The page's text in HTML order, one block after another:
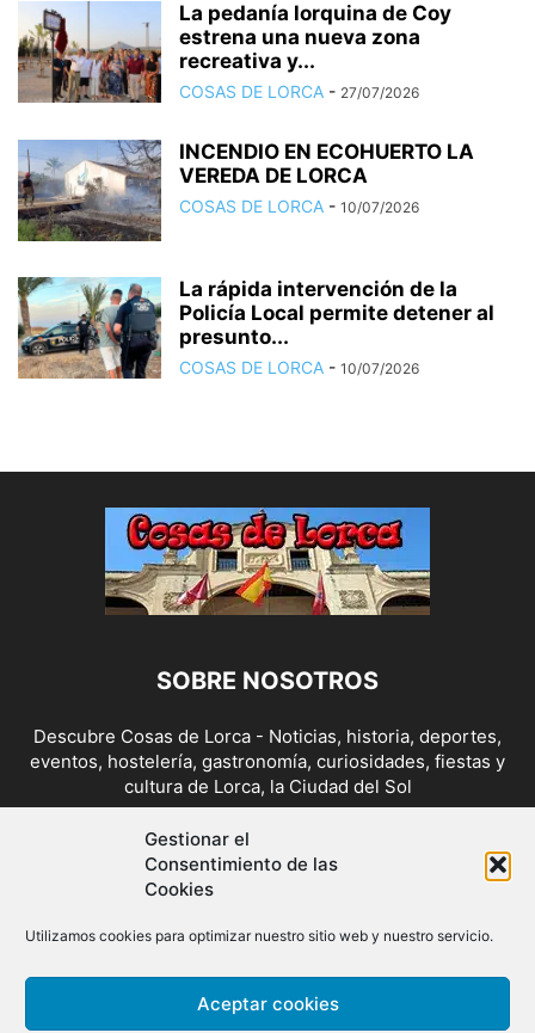
Gestionar el
Consentimiento de las
Cookies
Utilizamos cookies para optimizar nuestro sitio web y nuestro servicio.
Aceptar cookies
La pedanía lorquina de Coy
estrena una nueva zona
recreativa y...
COSAS DE LORCA - 27/07/2026
INCENDIO EN ECOHUERTO LA
VEREDA DE LORCA
COSAS DE LORCA - 10/07/2026
La rápida intervención de la
Policía Local permite detener al
presunto...
COSAS DE LORCA - 10/07/2026
SOBRE NOSOTROS
Descubre Cosas de Lorca - Noticias, historia, deportes,
eventos, hostelería, gastronomía, curiosidades, fiestas y
cultura de Lorca, la Ciudad del Sol
Contáctanos:cosasdelorca@gmail.com
SÍGUENOS